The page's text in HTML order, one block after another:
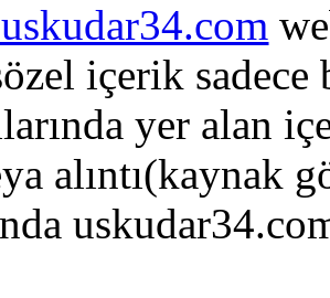
içerik sadece
yer alan
alıntı(kaynak